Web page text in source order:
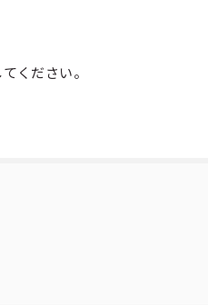
ください。